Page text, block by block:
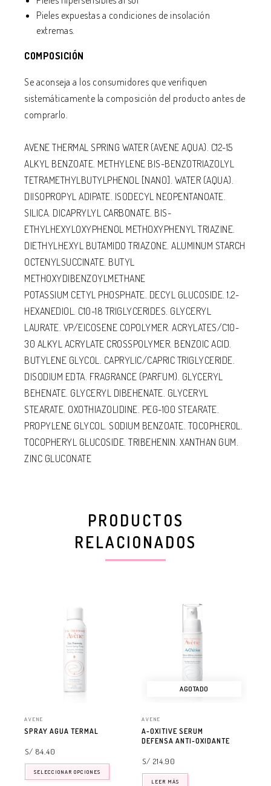
Pieles expuestas a condiciones de insolación
extremas.
COMPOSICIÓN
Se aconseja a los consumidores que verifiquen
sistemáticamente la composición del producto antes de
comprarlo.
AVENE THERMAL SPRING WATER (AVENE AQUA). C12-15
ALKYL BENZOATE. METHYLENE BIS-BENZOTRIAZOLYL
TETRAMETHYLBUTYLPHENOL [NANO]. WATER (AQUA).
DIISOPROPYL ADIPATE. ISODECYL NEOPENTANOATE.
SILICA. DICAPRYLYL CARBONATE. BIS-
ETHYLHEXYLOXYPHENOL METHOXYPHENYL TRIAZINE.
DIETHYLHEXYL BUTAMIDO TRIAZONE. ALUMINUM STARCH
OCTENYLSUCCINATE. BUTYL
METHOXYDIBENZOYLMETHANE
POTASSIUM CETYL PHOSPHATE. DECYL GLUCOSIDE. 1,2-
HEXANEDIOL. C10-18 TRIGLYCERIDES. GLYCERYL
LAURATE. VP/EICOSENE COPOLYMER. ACRYLATES/C10-
30 ALKYL ACRYLATE CROSSPOLYMER. BENZOIC ACID.
BUTYLENE GLYCOL. CAPRYLIC/CAPRIC TRIGLYCERIDE.
DISODIUM EDTA. FRAGRANCE (PARFUM). GLYCERYL
BEHENATE. GLYCERYL DIBEHENATE. GLYCERYL
STEARATE. OXOTHIAZOLIDINE. PEG-100 STEARATE.
PROPYLENE GLYCOL. SODIUM BENZOATE. TOCOPHEROL.
TOCOPHERYL GLUCOSIDE. TRIBEHENIN. XANTHAN GUM.
ZINC GLUCONATE
PRODUCTOS
RELACIONADOS
AVENE
SPRAY AGUA TERMAL
S/ 84.40
SELECCIONAR OPCIONES
AGOTADO
AVENE
A-OXITIVE SERUM
DEFENSA ANTI-OXIDANTE
S/ 214.90
LEER MÁS